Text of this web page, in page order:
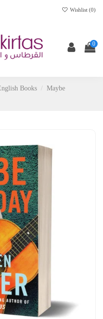
Wishlist (0)
0
Books
Maybe